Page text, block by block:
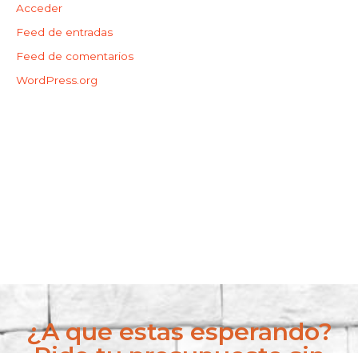
Acceder
Feed de entradas
Feed de comentarios
WordPress.org
¿A que estas esperando?